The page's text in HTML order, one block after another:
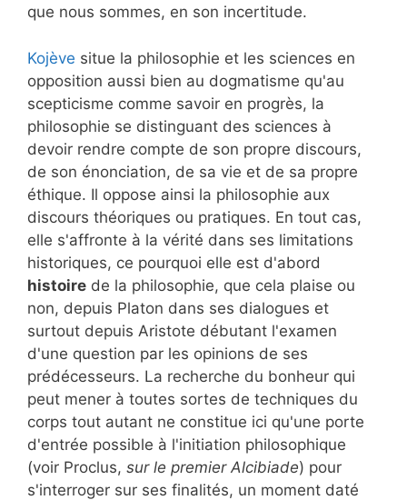
que nous sommes, en son incertitude.
Kojève situe la philosophie et les sciences en
opposition aussi bien au dogmatisme qu'au
scepticisme comme savoir en progrès, la
philosophie se distinguant des sciences à
devoir rendre compte de son propre discours,
de son énonciation, de sa vie et de sa propre
éthique. Il oppose ainsi la philosophie aux
discours théoriques ou pratiques. En tout cas,
elle s'affronte à la vérité dans ses limitations
historiques, ce pourquoi elle est d'abord
histoire de la philosophie, que cela plaise ou
non, depuis Platon dans ses dialogues et
surtout depuis Aristote débutant l'examen
d'une question par les opinions de ses
prédécesseurs. La recherche du bonheur qui
peut mener à toutes sortes de techniques du
corps tout autant ne constitue ici qu'une porte
d'entrée possible à l'initiation philosophique
(voir Proclus, sur le premier Alcibiade) pour
s'interroger sur ses finalités, un moment daté